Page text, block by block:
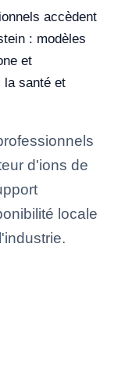
accèdent
: modèles
et
la santé et
d'ions de
locale